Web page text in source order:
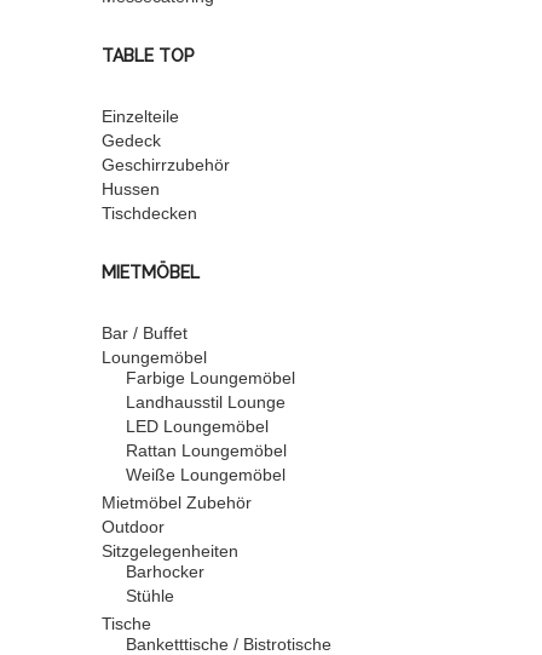
TABLE TOP
Einzelteile
Gedeck
Geschirrzubehör
Hussen
Tischdecken
MIETMÖBEL
Bar / Buffet
Loungemöbel
Farbige Loungemöbel
Landhausstil Lounge
LED Loungemöbel
Rattan Loungemöbel
Weiße Loungemöbel
Mietmöbel Zubehör
Outdoor
Sitzgelegenheiten
Barhocker
Stühle
Tische
Banketttische / Bistrotische